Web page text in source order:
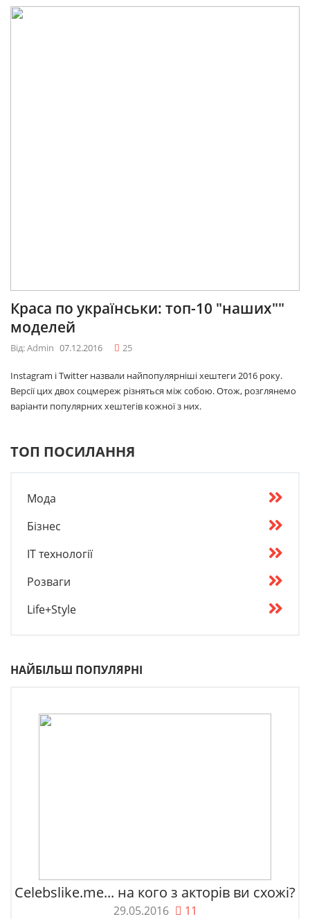
Краса по українськи: топ-10 "наших""
моделей
Від: Admin 07.12.2016 25
Instagram і Twitter назвали найпопулярніші хештеги 2016 року.
Версії цих двох соцмереж різняться між собою. Отож, розглянемо
варіанти популярних хештегів кожної з них.
ТОП ПОСИЛАННЯ
Мода
Бізнес
IT технології
Розваги
Life+Style
НАЙБІЛЬШ ПОПУЛЯРНІ
Celebslike.me... на кого з акторів ви схожі?
29.05.2016 11